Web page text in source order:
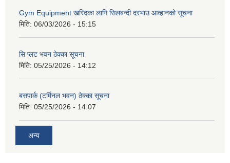
Gym Equipment खरिदका लागि सिलबन्दी दरभाउ आव्हानको सूचना
मिति: 06/03/2026 - 15:15
सि प्लट भवन ठेक्का सूचना
मिति: 05/25/2026 - 14:12
बसपार्क (टर्मिनल भवन) ठेक्का सूचना
मिति: 05/25/2026 - 14:07
अन्य